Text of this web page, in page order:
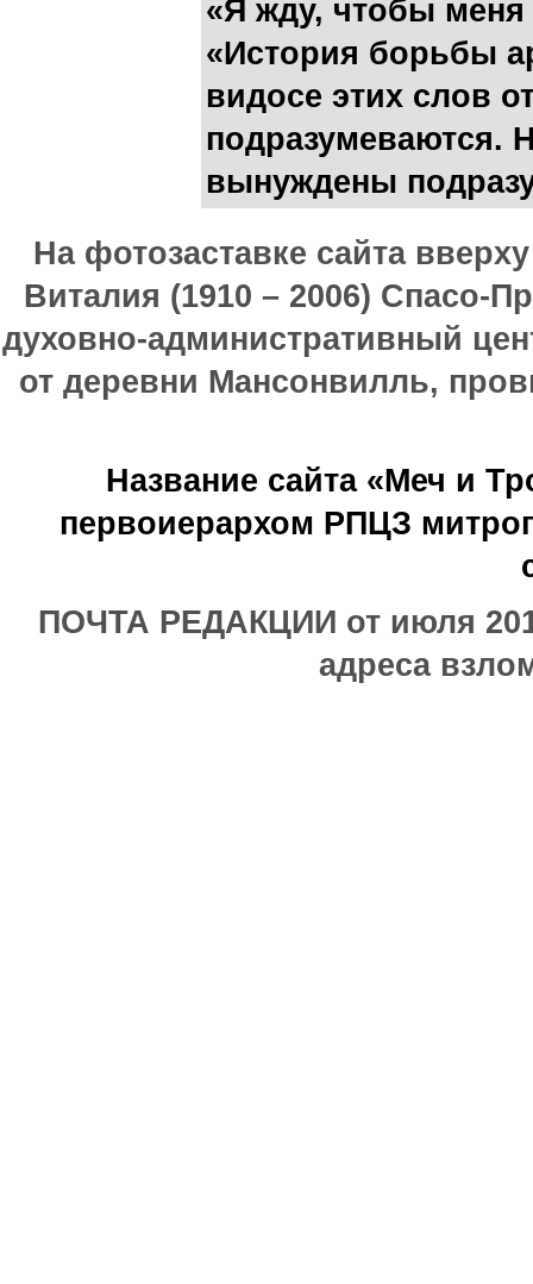
«Я жду, чтобы
«История борьбы
видосе этих слов
подразумеваются.
вынуждены
На фотозаставке сайта
Виталия (1910 – 2006) Спасо-
духовно-административный
от деревни Мансонвилль,
Название сайта «Меч и
первоиерархом РПЦЗ
ПОЧТА РЕДАКЦИИ от июля
адреса